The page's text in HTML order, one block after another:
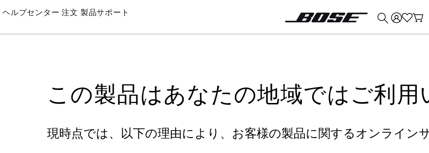
Skip
Main
ヘルプセンター 注文 製品サポート
この製品はあなたの地域ではご利用
現時点では、以下の理由により、お客様の製品に関するオンライン